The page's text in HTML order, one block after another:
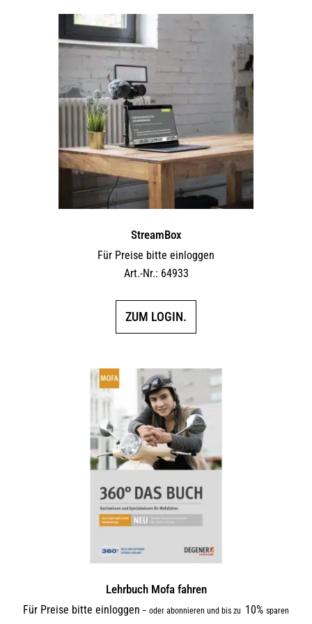
StreamBox
Für Preise bitte einloggen
Art.-Nr.: 64933
ZUM LOGIN.
Lehrbuch Mofa fahren
Für Preise bitte einloggen – oder abonnieren und bis zu 10% sparen